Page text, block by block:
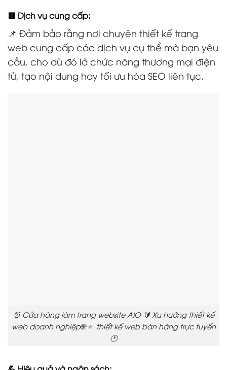
🟥 Dịch vụ cung cấp:
📌 Đảm bảo rằng nơi chuyên thiết kế trang
web cung cấp các dịch vụ cụ thể mà bạn yêu
cầu, cho dù đó là chức năng thương mại điện
tử, tạo nội dung hay tối ưu hóa SEO liên tục.
⏰ Cửa hàng làm trang website AIO 🔰 Xu hướng thiết kế
web doanh nghiệp🌐 ⭐ thiết kế web bán hàng trực tuyến
🕐